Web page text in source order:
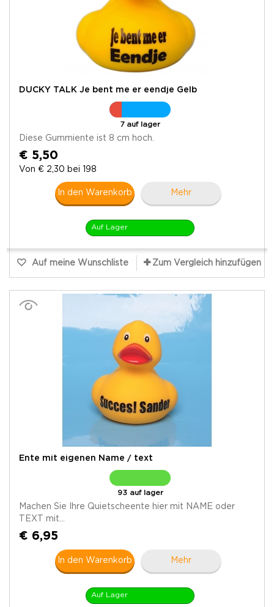
DUCKY TALK Je bent me er eendje Gelb
7 auf lager
Diese Gummiente ist 8 cm hoch.
€ 5,50
Von € 2,30 bei 198
In den Warenkorb Mehr
Auf Lager
Auf meine Wunschliste Zum Vergleich hinzufügen
Ente mit eigenen Name / text
93 auf lager
Machen Sie Ihre Quietscheente hier mit NAME oder
TEXT mit...
€ 6,95
In den Warenkorb Mehr
Auf Lager